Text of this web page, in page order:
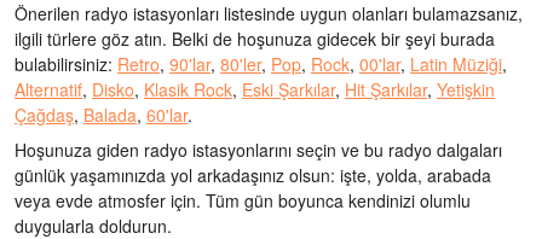
Önerilen radyo istasyonları listesinde uygun olanları bulamazsanız,
ilgili türlere göz atın. Belki de hoşunuza gidecek bir şeyi burada
bulabilirsiniz: Retro, 90'lar, 80'ler, Pop, Rock, 00'lar, Latin Müziği,
Alternatif, Disko, Klasik Rock, Eski Şarkılar, Hit Şarkılar, Yetişkin
Çağdaş, Balada, 60'lar.
Hoşunuza giden radyo istasyonlarını seçin ve bu radyo dalgaları
günlük yaşamınızda yol arkadaşınız olsun: işte, yolda, arabada
veya evde atmosfer için. Tüm gün boyunca kendinizi olumlu
duygularla doldurun.